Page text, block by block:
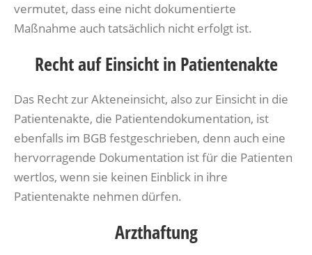
vermutet, dass eine nicht dokumentierte
Maßnahme auch tatsächlich nicht erfolgt ist.
Recht auf Einsicht in Patientenakte
Das Recht zur Akteneinsicht, also zur Einsicht in die
Patientenakte, die Patientendokumentation, ist
ebenfalls im BGB festgeschrieben, denn auch eine
hervorragende Dokumentation ist für die Patienten
wertlos, wenn sie keinen Einblick in ihre
Patientenakte nehmen dürfen.
Arzthaftung